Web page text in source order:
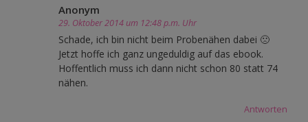
Anonym
29. Oktober 2014 um 12:48 p.m. Uhr
Schade, ich bin nicht beim Probenähen dabei 🙁
Jetzt hoffe ich ganz ungeduldig auf das ebook.
Hoffentlich muss ich dann nicht schon 80 statt 74
nähen.
Antworten